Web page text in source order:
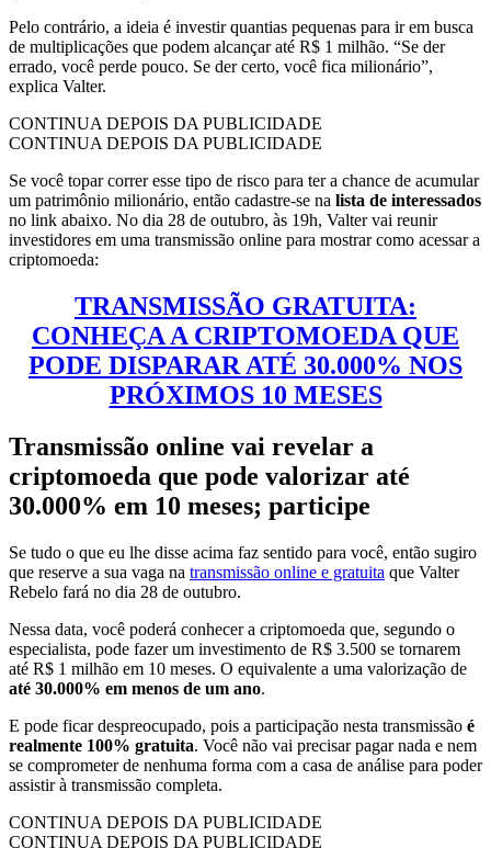
Pelo contrário, a ideia é investir quantias pequenas para ir em busca
de multiplicações que podem alcançar até R$ 1 milhão. “Se der
errado, você perde pouco. Se der certo, você fica milionário”,
explica Valter.
CONTINUA DEPOIS DA PUBLICIDADE
CONTINUA DEPOIS DA PUBLICIDADE
Se você topar correr esse tipo de risco para ter a chance de acumular
um patrimônio milionário, então cadastre-se na lista de interessados
no link abaixo. No dia 28 de outubro, às 19h, Valter vai reunir
investidores em uma transmissão online para mostrar como acessar a
criptomoeda:
TRANSMISSÃO GRATUITA:
CONHEÇA A CRIPTOMOEDA QUE
PODE DISPARAR ATÉ 30.000% NOS
PRÓXIMOS 10 MESES
Transmissão online vai revelar a
criptomoeda que pode valorizar até
30.000% em 10 meses; participe
Se tudo o que eu lhe disse acima faz sentido para você, então sugiro
que reserve a sua vaga na transmissão online e gratuita que Valter
Rebelo fará no dia 28 de outubro.
Nessa data, você poderá conhecer a criptomoeda que, segundo o
especialista, pode fazer um investimento de R$ 3.500 se tornarem
até R$ 1 milhão em 10 meses. O equivalente a uma valorização de
até 30.000% em menos de um ano.
E pode ficar despreocupado, pois a participação nesta transmissão é
realmente 100% gratuita. Você não vai precisar pagar nada e nem
se comprometer de nenhuma forma com a casa de análise para poder
assistir à transmissão completa.
CONTINUA DEPOIS DA PUBLICIDADE
CONTINUA DEPOIS DA PUBLICIDADE